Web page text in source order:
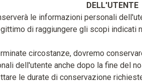
DELL'UTENTE
le informazioni personali
di raggiungere gli scopi indicati
circostanze, dovremo
dell'utente anche dopo la fine del
le durate di conservazione